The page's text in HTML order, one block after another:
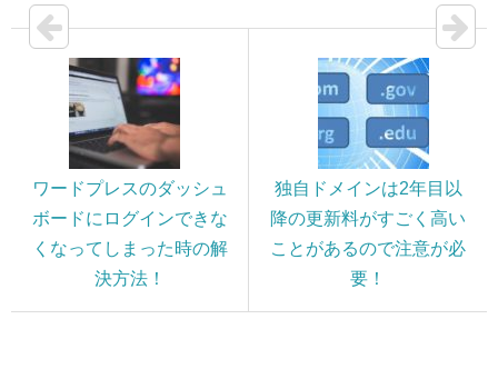
ワードプレスのダッシュ
ボードにログインできな
くなってしまった時の解
決方法！
独自ドメインは2年目以
降の更新料がすごく高い
ことがあるので注意が必
要！